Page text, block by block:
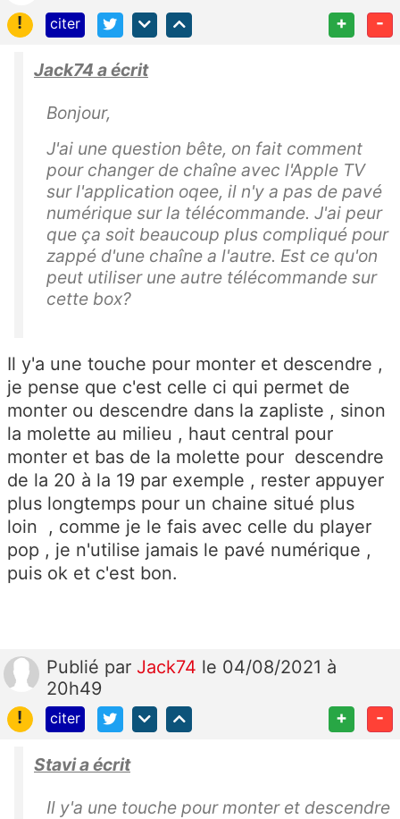
!
citer + -
Jack74 a écrit
Bonjour,
J'ai une question bête, on fait comment
pour changer de chaîne avec l'Apple TV
sur l'application oqee, il n'y a pas de pavé
numérique sur la télécommande. J'ai peur
que ça soit beaucoup plus compliqué pour
zappé d'une chaîne a l'autre. Est ce qu'on
peut utiliser une autre télécommande sur
cette box?
Il y'a une touche pour monter et descendre ,
je pense que c'est celle ci qui permet de
monter ou descendre dans la zapliste , sinon
la molette au milieu , haut central pour
monter et bas de la molette pour descendre
de la 20 à la 19 par exemple , rester appuyer
plus longtemps pour un chaine situé plus
loin , comme je le fais avec celle du player
pop , je n'utilise jamais le pavé numérique ,
puis ok et c'est bon.
Publié par Jack74 le 04/08/2021 à
20h49
!
citer + -
Stavi a écrit
Il y'a une touche pour monter et descendre